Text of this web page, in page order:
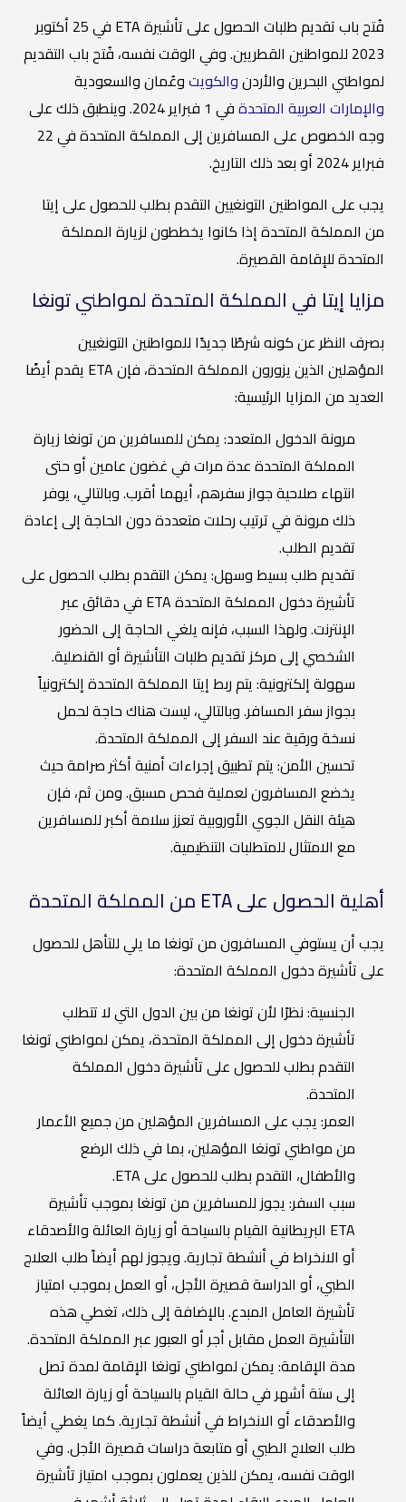
فُتح باب تقديم طلبات الحصول على تأشيرة ETA في 25 أكتوبر
2023 للمواطنين القطريين. وفي الوقت نفسه، فُتح باب التقديم
لمواطني البحرين والأردنوالكويتوعُمان والسعودية
والإمارات العربية المتحدة
في 1 فبراير 2024. وينطبق ذلك على
وجه الخصوص على المسافرين إلى المملكة المتحدة في 22
فبراير 2024 أو بعد ذلك التاريخ.
يجب على المواطنين التونغيين التقدم بطلب للحصول على إيتا
من المملكة المتحدة إذا كانوا يخططون لزيارة المملكة
المتحدة للإقامة القصيرة.
مزايا إيتا في المملكة المتحدة لمواطني تونغا
بصرف النظر عن كونه شرطًا جديدًا للمواطنين التونغيين
المؤهلين الذين يزورون المملكة المتحدة، فإن ETA يقدم أيضًا
العديد من المزايا الرئيسية:
مرونة الدخول المتعدد: يمكن للمسافرين من تونغا زيارة
المملكة المتحدة عدة مرات في غضون عامين أو حتى
انتهاء صلاحية جواز سفرهم، أيهما أقرب. وبالتالي، يوفر
ذلك مرونة في ترتيب رحلات متعددة دون الحاجة إلى إعادة
تقديم الطلب.
تقديم طلب بسيط وسهل: يمكن التقدم بطلب الحصول على
تأشيرة دخول المملكة المتحدة ETA في دقائق عبر
الإنترنت. ولهذا السبب، فإنه يلغي الحاجة إلى الحضور
الشخصي إلى مركز تقديم طلبات التأشيرة أو القنصلية.
سهولة إلكترونية: يتم ربط إيتا المملكة المتحدة إلكترونياً
بجواز سفر المسافر. وبالتالي، ليست هناك حاجة لحمل
نسخة ورقية عند السفر إلى المملكة المتحدة.
تحسين الأمن: يتم تطبيق إجراءات أمنية أكثر صرامة حيث
يخضع المسافرون لعملية فحص مسبق. ومن ثم، فإن
هيئة النقل الجوي الأوروبية تعزز سلامة أكبر للمسافرين
مع الامتثال للمتطلبات التنظيمية.
أهلية الحصول على ETA من المملكة المتحدة
يجب أن يستوفي المسافرون من تونغا ما يلي للتأهل للحصول
على تأشيرة دخول المملكة المتحدة:
الجنسية: نظرًا لأن تونغا من بين الدول التي لا تتطلب
تأشيرة دخول إلى المملكة المتحدة، يمكن لمواطني تونغا
التقدم بطلب للحصول على تأشيرة دخول المملكة
المتحدة.
العمر: يجب على المسافرين المؤهلين من جميع الأعمار
من مواطني تونغا المؤهلين، بما في ذلك الرضع
والأطفال، التقدم بطلب للحصول على ETA.
سبب السفر: يجوز للمسافرين من تونغا بموجب تأشيرة
ETA البريطانية القيام بالسياحة أو زيارة العائلة والأصدقاء
أو الانخراط في أنشطة تجارية. ويجوز لهم أيضاً طلب العلاج
الطبي، أو الدراسة قصيرة الأجل، أو العمل بموجب امتياز
تأشيرة العامل المبدع. بالإضافة إلى ذلك، تغطي هذه
التأشيرة العمل مقابل أجر أو العبور عبر المملكة المتحدة.
مدة الإقامة: يمكن لمواطني تونغا الإقامة لمدة تصل
إلى ستة أشهر في حالة القيام بالسياحة أو زيارة العائلة
والأصدقاء أو الانخراط في أنشطة تجارية. كما يغطي أيضاً
طلب العلاج الطبي أو متابعة دراسات قصيرة الأجل. وفي
الوقت نفسه، يمكن للذين يعملون بموجب امتياز تأشيرة